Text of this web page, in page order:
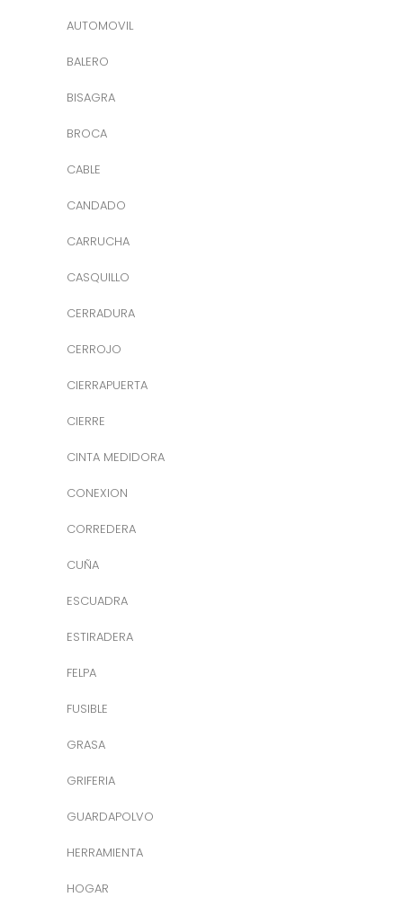
AUTOMOVIL
BALERO
BISAGRA
BROCA
CABLE
CANDADO
CARRUCHA
CASQUILLO
CERRADURA
CERROJO
CIERRAPUERTA
CIERRE
CINTA MEDIDORA
CONEXION
CORREDERA
CUÑA
ESCUADRA
ESTIRADERA
FELPA
FUSIBLE
GRASA
GRIFERIA
GUARDAPOLVO
HERRAMIENTA
HOGAR